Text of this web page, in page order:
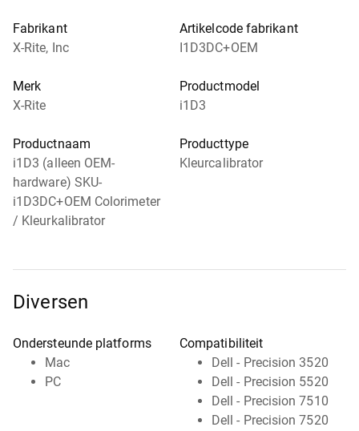
Fabrikant
X-Rite, Inc
Artikelcode fabrikant
I1D3DC+OEM
Merk
X-Rite
Productmodel
i1D3
Productnaam
i1D3 (alleen OEM-
hardware) SKU-
i1D3DC+OEM Colorimeter
/ Kleurkalibrator
Producttype
Kleurcalibrator
Diversen
Ondersteunde platforms
Mac
PC
Compatibiliteit
Dell - Precision 3520
Dell - Precision 5520
Dell - Precision 7510
Dell - Precision 7520